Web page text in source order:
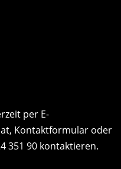
per E-
, Kontaktformular oder
351 90 kontaktieren.